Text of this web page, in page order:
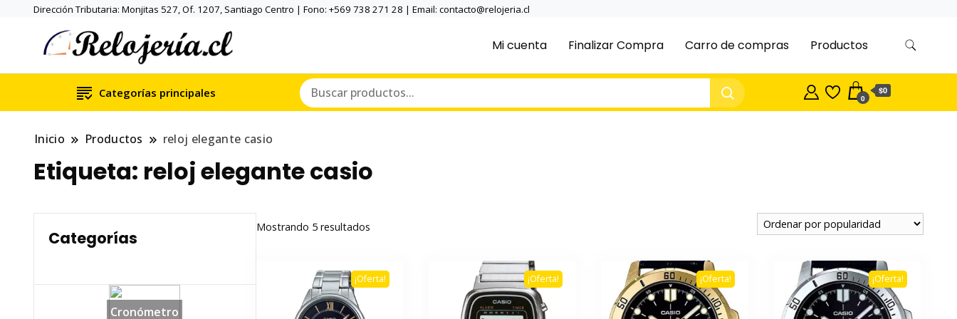
Dirección Tributaria: Monjitas 527, Of. 1207, Santiago Centro | Fono: +569 738 271 28 | Email: contacto@relojeria.cl
Mi cuenta Finalizar Compra Carro de compras Productos
Categorías principales 0
$0
Inicio Productos reloj elegante casio
Etiqueta: reloj elegante casio
Mostrando 5 resultadosOrdenado
¡Oferta! ¡Oferta! ¡Oferta! ¡Oferta!
Categorías
Cronómetro